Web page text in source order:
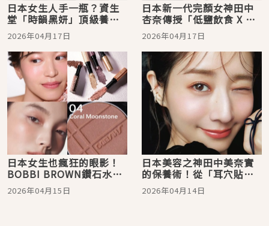
日本女生人手一瓶？資生
堂「時韻黑妍」頂級養
護、高絲 STEPHEN
KNOLL髮膜，盤點4款讓
乾枯髮「起死回生」的護
髮品
2026年04月17日
日本新一代完顏女神田中
杏奈傳授「低鹽飲食 X 冰
鎮滾輪法」！4秘訣解密
「絕美貓系顏」背後的精
緻細節
2026年04月17日
日本女生也瘋狂的眼影！
BOBBI BROWN鑽石水感
眼影棒、資生堂「寶石
光」一抹入魂、安俞真同
2026年04月15日
日本美容之神田中美奈實
的保養術！從「耳穴貼護
理」到「精製水敷臉」，
連胸部、腳跟都不放過的
2026年04月14日